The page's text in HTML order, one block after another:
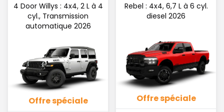
4 Door Willys : 4x4, 2 L à 4
cyl., Transmission
automatique 2026
Offre spéciale
Rebel : 4x4, 6,7 L à 6 cyl.
diesel 2026
Offre spéciale